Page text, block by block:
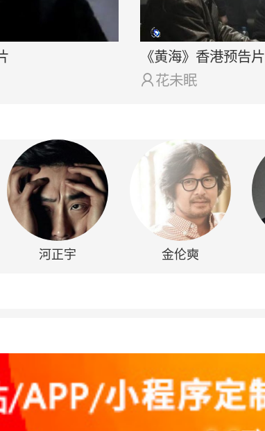
《黄海》香港预告片
 花未眠
河正宇 金伦奭